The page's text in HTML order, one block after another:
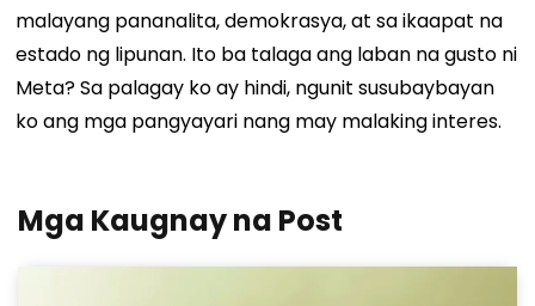
malayang pananalita, demokrasya, at sa ikaapat na
estado ng lipunan. Ito ba talaga ang laban na gusto ni
Meta? Sa palagay ko ay hindi, ngunit susubaybayan
ko ang mga pangyayari nang may malaking interes.
Mga Kaugnay na Post